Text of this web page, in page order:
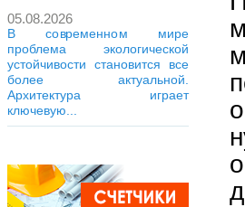
05.08.2026
В современном мире
проблема экологической
устойчивости становится все
более актуальной.
Архитектура играет
ключевую...